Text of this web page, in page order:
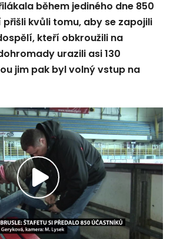
během jediného dne 850
kvůli tomu, aby se zapojili
kteří obkroužili na
urazili asi 130
jim pak byl volný vstup na
Přehrát
video